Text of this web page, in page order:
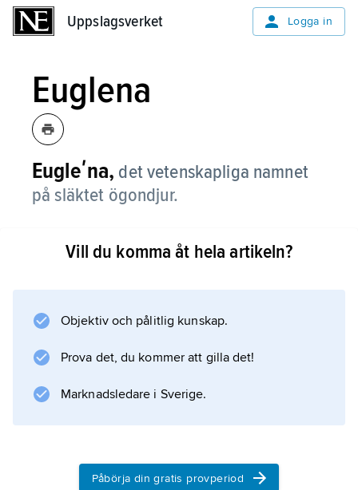
Uppslagsverket Logga in
Euglena
Eugleʹna, det vetenskapliga namnet
på släktet ögondjur.
Vill du komma åt hela artikeln?
Objektiv och pålitlig kunskap.
Prova det, du kommer att gilla det!
Marknadsledare i Sverige.
Påbörja din gratis provperiod